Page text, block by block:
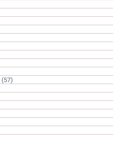
(57)